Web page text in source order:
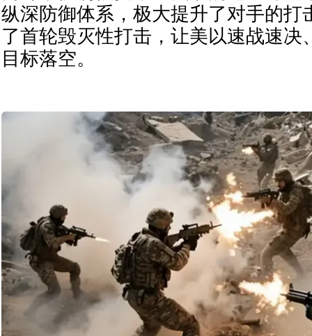
纵深防御体系，极大提升了对手的打
了首轮毁灭性打击，让美以速战速决
目标落空。